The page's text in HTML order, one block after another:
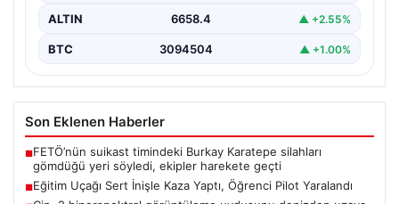
ALTIN 6658.4 ▲ +2.55%
BTC 3094504 ▲ +1.00%
Son Eklenen Haberler
■FETÖ’nün suikast timindeki Burkay Karatepe silahları
gömdüğü yeri söyledi, ekipler harekete geçti
■Eğitim Uçağı Sert İnişle Kaza Yaptı, Öğrenci Pilot Yaralandı